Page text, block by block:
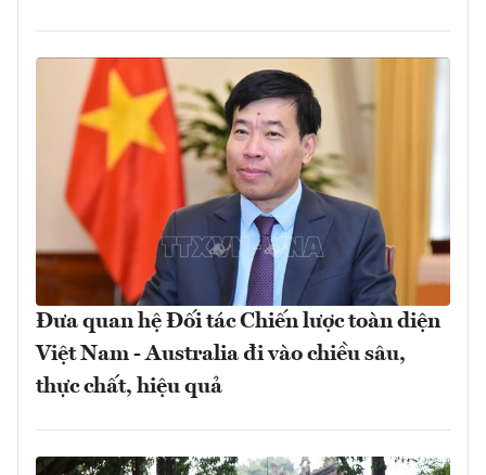
Đưa quan hệ Đối tác Chiến lược toàn diện
Việt Nam - Australia đi vào chiều sâu,
thực chất, hiệu quả